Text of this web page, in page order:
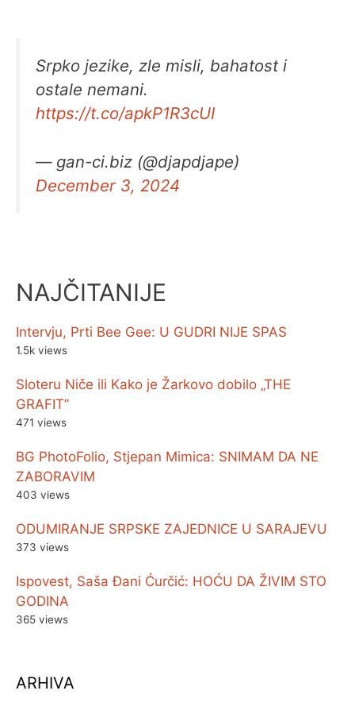
Srpko jezike, zle misli, bahatost i
ostale nemani.
https://t.co/apkP1R3cUI
— gan-ci.biz (@djapdjape)
December 3, 2024
NAJČITANIJE
Intervju, Prti Bee Gee: U GUDRI NIJE SPAS
1.5k views
Sloteru Niče ili Kako je Žarkovo dobilo „THE
GRAFIT”
471 views
BG PhotoFolio, Stjepan Mimica: SNIMAM DA NE
ZABORAVIM
403 views
ODUMIRANJE SRPSKE ZAJEDNICE U SARAJEVU
373 views
Ispovest, Saša Đani Ćurčić: HOĆU DA ŽIVIM STO
GODINA
365 views
ARHIVA